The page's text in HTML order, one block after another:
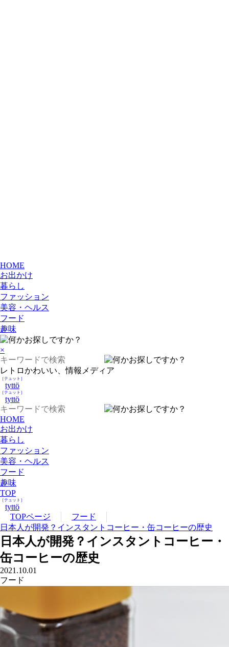
HOME
お出かけ
暮らし
ファッション
美容・ヘルス
フード
趣味
×
レトロかわいい、情報メディア
tyttö
［テュット］
tyttö
［テュット］
HOME
お出かけ
暮らし
ファッション
美容・ヘルス
フード
趣味
TOP
tyttö
［テュット］
TOPページ
フード
日本人が開発？インスタントコーヒー・缶コーヒーの歴史
日本人が開発？インスタントコーヒー・
缶コーヒーの歴史
2021.10.01
フード